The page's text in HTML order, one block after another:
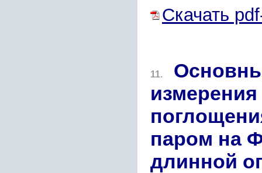
Скачать
11.
измерения
паром на
длинной